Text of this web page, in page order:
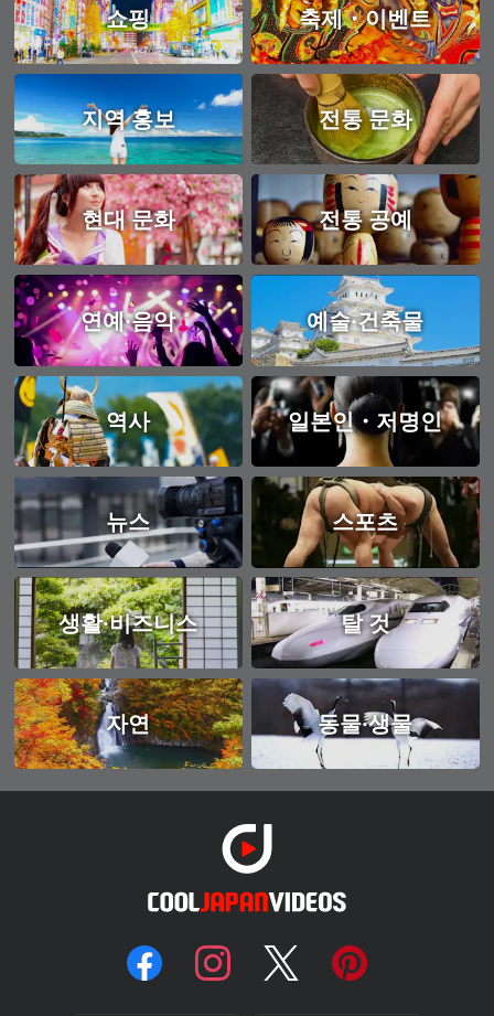
쇼핑 축제・이벤트
지역 홍보 전통 문화
현대 문화 전통 공예
연예·음악 예술·건축물
역사 일본인・저명인
뉴스 스포츠
생활·비즈니스 탈 것
자연 동물·생물